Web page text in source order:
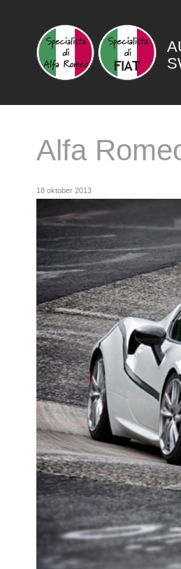
Alfa
18 oktober 2013